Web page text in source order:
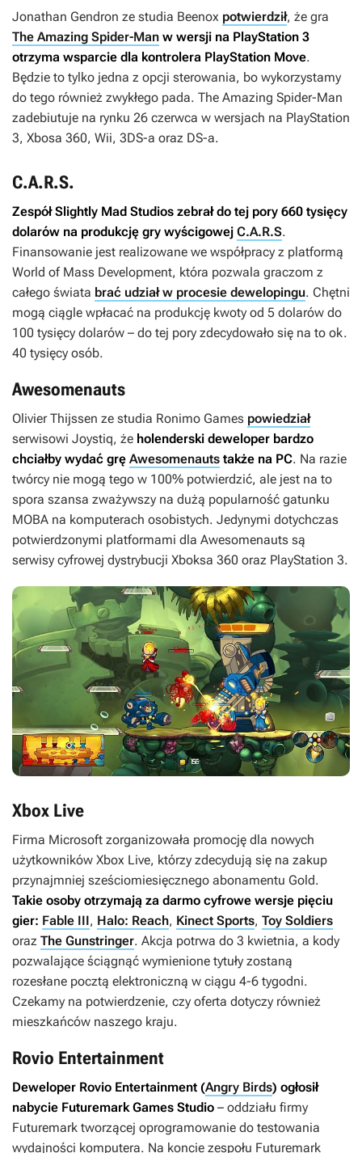
Jonathan Gendron ze studia Beenox potwierdził, że gra
The Amazing Spider-Man w wersji na PlayStation 3
otrzyma wsparcie dla kontrolera PlayStation Move.
Będzie to tylko jedna z opcji sterowania, bo wykorzystamy
do tego również zwykłego pada. The Amazing Spider-Man
zadebiutuje na rynku 26 czerwca w wersjach na PlayStation
3, Xbosa 360, Wii, 3DS-a oraz DS-a.
C.A.R.S.
Zespół Slightly Mad Studios zebrał do tej pory 660 tysięcy
dolarów na produkcję gry wyścigowej C.A.R.S.
Finansowanie jest realizowane we współpracy z platformą
World of Mass Development, która pozwala graczom z
całego świata brać udział w procesie dewelopingu. Chętni
mogą ciągle wpłacać na produkcję kwoty od 5 dolarów do
100 tysięcy dolarów – do tej pory zdecydowało się na to ok.
40 tysięcy osób.
Awesomenauts
Olivier Thijssen ze studia Ronimo Games powiedział
serwisowi Joystiq, że holenderski deweloper bardzo
chciałby wydać grę Awesomenauts także na PC. Na razie
twórcy nie mogą tego w 100% potwierdzić, ale jest na to
spora szansa zważywszy na dużą popularność gatunku
MOBA na komputerach osobistych. Jedynymi dotychczas
potwierdzonymi platformami dla Awesomenauts są
serwisy cyfrowej dystrybucji Xboksa 360 oraz PlayStation 3.
Xbox Live
Firma Microsoft zorganizowała promocję dla nowych
użytkowników Xbox Live, którzy zdecydują się na zakup
przynajmniej sześciomiesięcznego abonamentu Gold.
Takie osoby otrzymają za darmo cyfrowe wersje pięciu
gier: Fable III, Halo: Reach, Kinect Sports, Toy Soldiers
oraz The Gunstringer. Akcja potrwa do 3 kwietnia, a kody
pozwalające ściągnąć wymienione tytuły zostaną
rozesłane pocztą elektroniczną w ciągu 4-6 tygodni.
Czekamy na potwierdzenie, czy oferta dotyczy również
mieszkańców naszego kraju.
Rovio Entertainment
Deweloper Rovio Entertainment (Angry Birds) ogłosił
nabycie Futuremark Games Studio – oddziału firmy
Futuremark tworzącej oprogramowanie do testowania
wydajności komputera. Na koncie zespołu Futuremark